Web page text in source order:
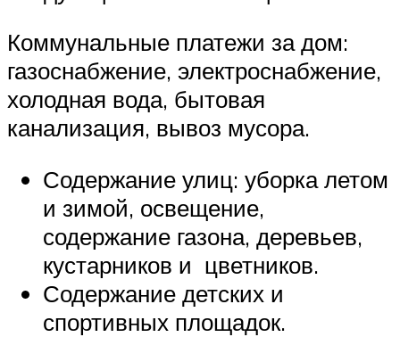
Коммунальные платежи за дом:
газоснабжение, электроснабжение,
холодная вода, бытовая
канализация, вывоз мусора.
Содержание улиц: уборка летом
и зимой, освещение,
содержание газона, деревьев,
кустарников и цветников.
Содержание детских и
спортивных площадок.